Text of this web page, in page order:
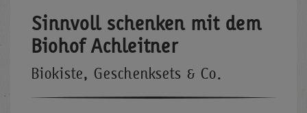
Sinnvoll schenken mit dem
Biohof Achleitner
Biokiste, Geschenksets & Co.